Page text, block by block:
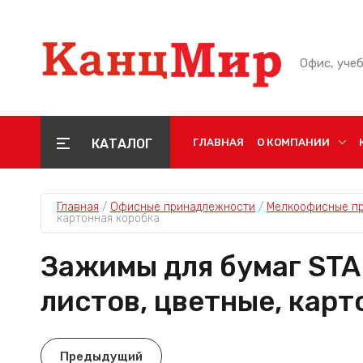
Офис,
КАТАЛОГ ГЛАВНАЯ О КОМПАНИИ
Главная / Офисные принадлежности / Мелкоофисные
картонная коробка
Зажимы для бумаг
листов, цветные,
Предыдущий